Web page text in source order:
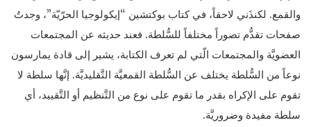
والقمع. لكنذَني لاحقاً، في كتاب بوكتشين “إيكولوجيا الحرّيّة”، وجدتُ
صفحات تقدُّم تصوراً مختلفاً للسُّلطة. فعند حديثه عن المجتمعات
العضويَّة والمجتمعات الّتي لم تعرف الكتابة، يشير إلى قادة يمارسون
نوعاً من السُّلطة يختلف عن السُّلطة القمعيَّة التَّقليديَّة. إنَّها سلطة لا
تقوم على الإكراه بقدر ما تقوم على نوع من التَّنظيم أو التَّقييد، أي
سلطة مفيدة وضروريَّة.